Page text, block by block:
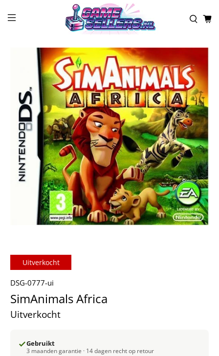
Uitverkocht
DSG-0777-ui
SimAnimals Africa
Uitverkocht
Gebruikt
3 maanden garantie · 14 dagen recht op retour